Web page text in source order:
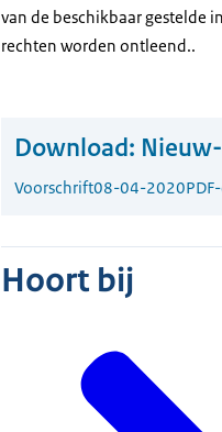
van de beschikbaar gestelde
rechten worden ontleend..
Download:
Voorschrift08-04-2020
Hoort bij